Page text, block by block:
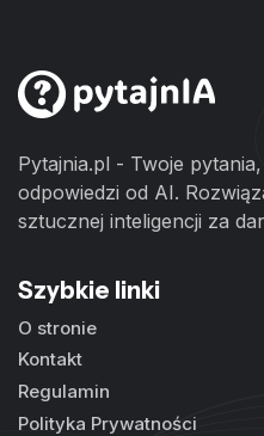
Pytajnia.pl - Twoje
odpowiedzi od AI.
sztucznej inteligencji za
Szybkie linki
O stronie
Kontakt
Regulamin
Polityka Prywatności